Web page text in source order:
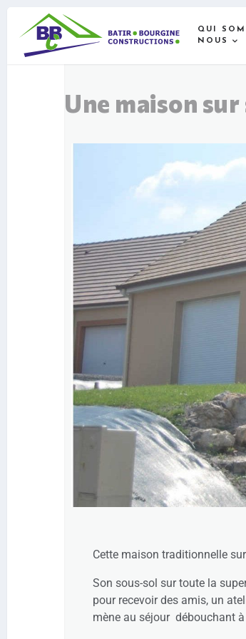
QUI
NOUS
Une maison
Cette maison traditionnelle
Son sous-sol sur toute la
pour recevoir des amis, un
mène au séjour débouchant